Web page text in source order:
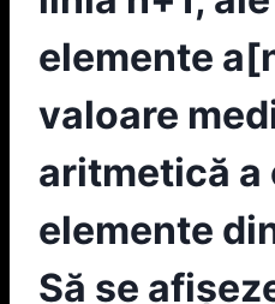
elemente
valoare
aritmetică a
elemente
Să se